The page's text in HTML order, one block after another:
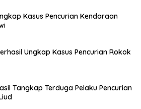
Kasus Pencurian Kendaraan
Ungkap Kasus Pencurian Rokok
Tangkap Terduga Pelaku Pencurian